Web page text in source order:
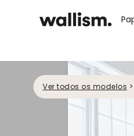
Ver todos os modelos >